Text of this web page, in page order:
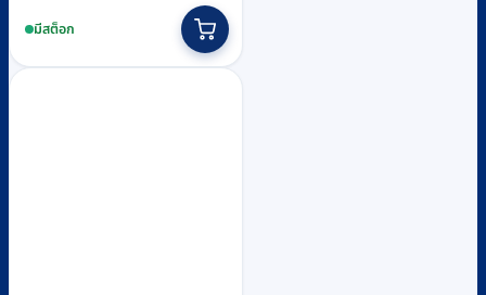
มีสต็อก